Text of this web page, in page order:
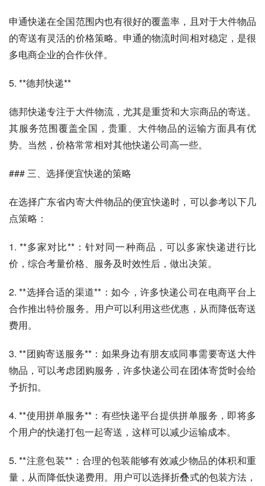
申通快递在全国范围内也有很好的覆盖率，且对于大件物品
的寄送有灵活的价格策略。申通的物流时间相对稳定，是很
多电商企业的合作伙伴。
5. **德邦快递**
德邦快递专注于大件物流，尤其是重货和大宗商品的寄送。
其服务范围覆盖全国，贵重、大件物品的运输方面具有优
势。当然，价格常常相对其他快递公司高一些。
### 三、选择便宜快递的策略
在选择广东省内寄大件物品的便宜快递时，可以参考以下几
点策略：
1. **多家对比**：针对同一种商品，可以多家快递进行比
价，综合考量价格、服务及时效性后，做出决策。
2. **选择合适的渠道**：如今，许多快递公司在电商平台上
合作推出特价服务。用户可以利用这些优惠，从而降低寄送
费用。
3. **团购寄送服务**：如果身边有朋友或同事需要寄送大件
物品，可以考虑团购服务，许多快递公司在团体寄货时会给
予折扣。
4. **使用拼单服务**：有些快递平台提供拼单服务，即将多
个用户的快递打包一起寄送，这样可以减少运输成本。
5. **注意包装**：合理的包装能够有效减少物品的体积和重
量，从而降低快递费用。用户可以选择折叠式的包装方法，